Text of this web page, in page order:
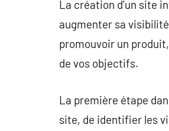
La création d’un site
augmenter sa
promouvoir un
de vos objectifs.
La première étape
site, de identifier les